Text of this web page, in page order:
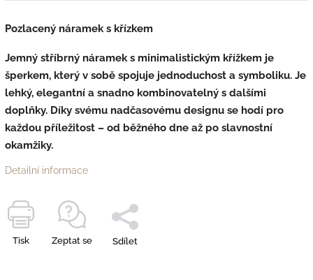
Pozlacený náramek s křízkem
Jemný stříbrný náramek s minimalistickým křížkem je
šperkem, který v sobě spojuje jednoduchost a symboliku. Je
lehký, elegantní a snadno kombinovatelný s dalšími
doplňky. Díky svému nadčasovému designu se hodí pro
každou příležitost – od běžného dne až po slavnostní
okamžiky.
Detailní informace
Tisk Zeptat se Sdílet